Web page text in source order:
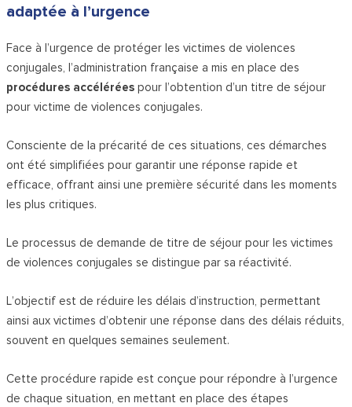
adaptée à l’urgence
Face à l’urgence de protéger les victimes de violences
conjugales, l’administration française a mis en place des
procédures accélérées pour l’obtention d’un titre de séjour
pour victime de violences conjugales.
Consciente de la précarité de ces situations, ces démarches
ont été simplifiées pour garantir une réponse rapide et
efficace, offrant ainsi une première sécurité dans les moments
les plus critiques.
Le processus de demande de titre de séjour pour les victimes
de violences conjugales se distingue par sa réactivité.
L’objectif est de réduire les délais d’instruction, permettant
ainsi aux victimes d’obtenir une réponse dans des délais réduits,
souvent en quelques semaines seulement.
Cette procédure rapide est conçue pour répondre à l’urgence
de chaque situation, en mettant en place des étapes